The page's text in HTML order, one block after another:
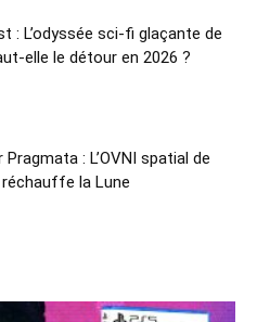
: L’odyssée sci-fi glaçante de
elle le détour en 2026 ?
: L’OVNI spatial de
la Lune